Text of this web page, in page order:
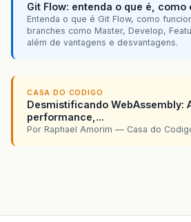
Git Flow: entenda o que é,
Entenda o que é Git Flow, como
branches como Master, Develop,
além de vantagens e desvantagens.
CASA DO CODIGO
Desmistificando WebAssembly:
performance,...
Por Raphael Amorim — Casa do